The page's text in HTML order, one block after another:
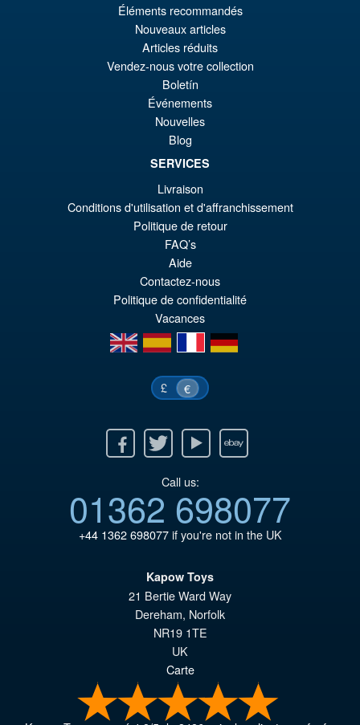
VORBESTELLUNGEN
Bandai Spirits The Robot
Spirits Fuchikoma (The Ghost
in the Shell) Action Figure
€110.59
VORBESTELLUNGEN
Éléments recommandés
Nouveaux articles
Articles réduits
Vendez-nous votre collection
Boletín
Événements
Nouvelles
Blog
SERVICES
Livraison
Conditions d'utilisation et d'affranchissement
Politique de retour
FAQ’s
Aide
Contactez-nous
Politique de confidentialité
Vacances
en
es fr de
£ €
Twitter Youtube Ebay
Call us:
01362 698077
+44 1362 698077if you're not in the UK
Kapow Toys
21 Bertie Ward Way
Dereham, Norfolk
NR19 1TE
UK
Carte